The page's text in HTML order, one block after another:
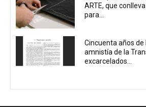
ARTE, que
para...
Cincuenta años de
amnistía de la
excarcelados...